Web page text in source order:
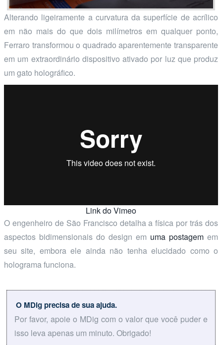
Alterando ligeiramente a curvatura da superfície de acrílico
em não mais do que dois milímetros em qualquer ponto,
Ferraro transformou o quadrado aparentemente transparente
em um extraordinário dispositivo ativado por luz que produz
um gato holográfico.
Link do Vimeo
O engenheiro de São Francisco detalha a física por trás dos
aspectos bidimensionais do design em uma postagem em
seu site, embora ele ainda não tenha elucidado como o
holograma funciona.
O MDig precisa de sua ajuda.
Por favor, apoie o MDig com o valor que você puder e
isso leva apenas um minuto. Obrigado!